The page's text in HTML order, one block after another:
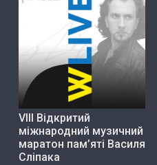
VIII Відкритий
міжнародний музичний
маратон пам’яті Василя
Сліпака